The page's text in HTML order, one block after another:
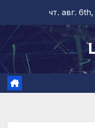
content
чт. авг.